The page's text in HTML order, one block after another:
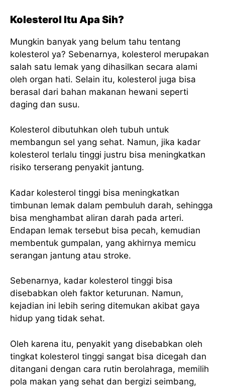
Kolesterol Itu Apa Sih?
Mungkin banyak yang belum tahu tentang
kolesterol ya? Sebenarnya, kolesterol merupakan
salah satu lemak yang dihasilkan secara alami
oleh organ hati. Selain itu, kolesterol juga bisa
berasal dari bahan makanan hewani seperti
daging dan susu.
Kolesterol dibutuhkan oleh tubuh untuk
membangun sel yang sehat. Namun, jika kadar
kolesterol terlalu tinggi justru bisa meningkatkan
risiko terserang penyakit jantung.
Kadar kolesterol tinggi bisa meningkatkan
timbunan lemak dalam pembuluh darah, sehingga
bisa menghambat aliran darah pada arteri.
Endapan lemak tersebut bisa pecah, kemudian
membentuk gumpalan, yang akhirnya memicu
serangan jantung atau stroke.
Sebenarnya, kadar kolesterol tinggi bisa
disebabkan oleh faktor keturunan. Namun,
kejadian ini lebih sering ditemukan akibat gaya
hidup yang tidak sehat.
Oleh karena itu, penyakit yang disebabkan oleh
tingkat kolesterol tinggi sangat bisa dicegah dan
ditangani dengan cara rutin berolahraga, memilih
pola makan yang sehat dan bergizi seimbang,